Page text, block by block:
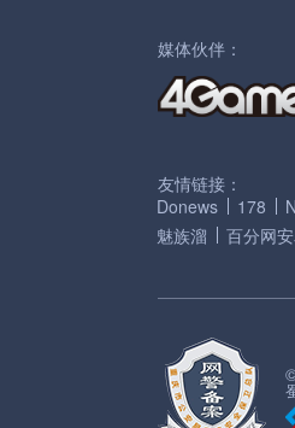
媒体伙伴：
友情链接：
Donews
178
魅族溜
百分网